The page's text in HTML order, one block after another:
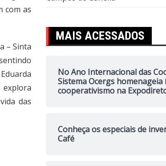
com as
– Sinta
das
MAIS ACESSADOS
No Ano Internacional das
Sistema Ocergs homenageia
cooperativismo na
Conheça os especiais de
Café